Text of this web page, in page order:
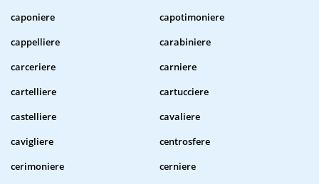
caponiere
capotimoniere
cappelliere
carabiniere
carceriere
carniere
cartelliere
cartucciere
castelliere
cavaliere
cavigliere
centrosfere
cerimoniere
cerniere